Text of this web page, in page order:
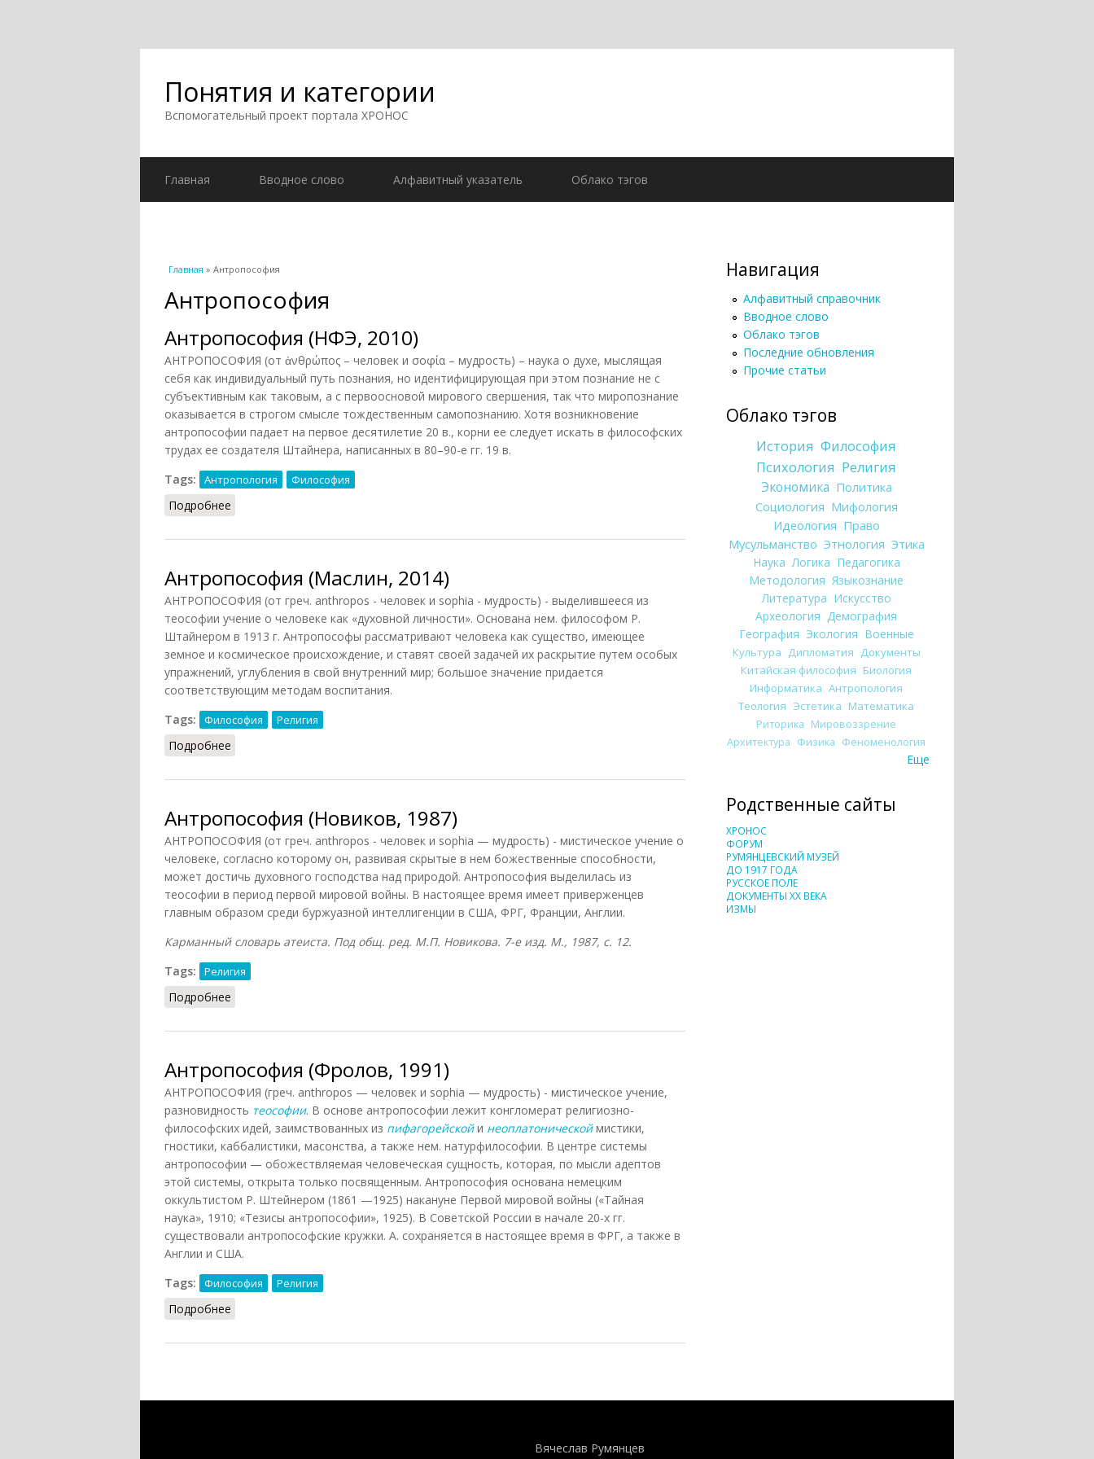
Понятия и категории
Вспомогательный проект портала ХРОНОС
Главная Вводное слово Алфавитный указатель Облако тэгов
Вы здесь
Главная » Антропософия
Антропософия
Антропософия (НФЭ, 2010)
АНТРОПОСОФИЯ (от ἀνθρώπος – человек и σοφία – мудрость) – наука о духе, мыслящая
себя как индивидуальный путь познания, но идентифицирующая при этом познание не с
субъективным как таковым, а с первоосновой мирового свершения, так что миропознание
оказывается в строгом смысле тождественным самопознанию. Хотя возникновение
антропософии падает на первое десятилетие 20 в., корни ее следует искать в философских
трудах ее создателя Штайнера, написанных в 80–90-е гг. 19 в.
Tags:
Антропология Философия
Подробнее
Антропософия (Маслин, 2014)
АНТРОПОСОФИЯ (от греч. anthropos - человек и sophia - мудрость) - выделившееся из
теософии учение о человеке как «духовной личности». Основана нем. философом Р.
Штайнером в 1913 г. Антропософы рассматривают человека как существо, имеющее
земное и космическое происхождение, и ставят своей задачей их раскрытие путем особых
упражнений, углубления в свой внутренний мир; большое значение придается
соответствующим методам воспитания.
Tags:
Философия Религия
Подробнее
Антропософия (Новиков, 1987)
АНТРОПОСОФИЯ (от греч. anthropos - человек и sophia — мудрость) - мистическое учение о
человеке, согласно которому он, развивая скрытые в нем божественные способности,
может достичь духовного господства над природой. Антропософия выделилась из
теософии в период первой мировой войны. В настоящее время имеет приверженцев
главным образом среди буржуазной интеллигенции в США, ФРГ, Франции, Англии.
Карманный словарь атеиста. Под общ. ред. М.П. Новикова. 7-е изд. М., 1987, с. 12.
Tags:
Религия
Подробнее
Антропософия (Фролов, 1991)
АНТРОПОСОФИЯ (греч. anthropos — человек и sophia — мудрость) - мистическое учение,
разновидность теософии. В основе антропософии лежит конгломерат религиозно-
философских идей, заимствованных из пифагорейскойи неоплатоническоймистики,
гностики, каббалистики, масонства, а также нем. натурфилософии. В центре системы
антропософии — обожествляемая человеческая сущность, которая, по мысли адептов
этой системы, открыта только посвященным. Антропософия основана немецким
оккультистом Р. Штейнером (1861 —1925) накануне Первой мировой войны («Тайная
наука», 1910; «Тезисы антропософии», 1925). В Советской России в начале 20-х гг.
существовали антропософские кружки. А. сохраняется в настоящее время в ФРГ, а также в
Англии и США.
Tags:
Философия Религия
Подробнее
Навигация
Алфавитный справочник
Вводное слово
Облако тэгов
Последние обновления
Прочие статьи
Облако тэгов
История Философия
Психология Религия
Экономика Политика
Социология Мифология
Идеология Право
Мусульманство Этнология Этика
Наука Логика Педагогика
Методология Языкознание
Литература Искусство
Археология Демография
География Экология Военные
Культура Дипломатия Документы
Китайская философия Биология
Информатика Антропология
Теология Эстетика Математика
Риторика Мировоззрение
Архитектура Физика Феноменология
Еще
Родственные сайты
ХРОНОС
ФОРУМ
РУМЯНЦЕВСКИЙ МУЗЕЙ
ДО 1917 ГОДА
РУССКОЕ ПОЛЕ
ДОКУМЕНТЫ XX ВЕКА
ИЗМЫ
Вячеслав Румянцев